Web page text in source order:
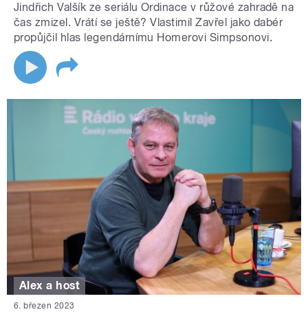
Jindřich Valšík ze seriálu Ordinace v růžové zahradě na
čas zmizel. Vrátí se ještě? Vlastimil Zavřel jako dabér
propůjčil hlas legendárnímu Homerovi Simpsonovi.
Alex a host
6. březen 2023